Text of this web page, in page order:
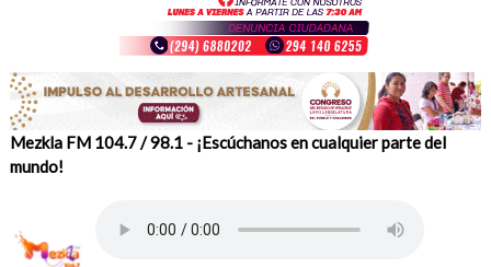
Mezkla FM 104.7 / 98.1 - ¡Escúchanos en cualquier parte del
mundo!